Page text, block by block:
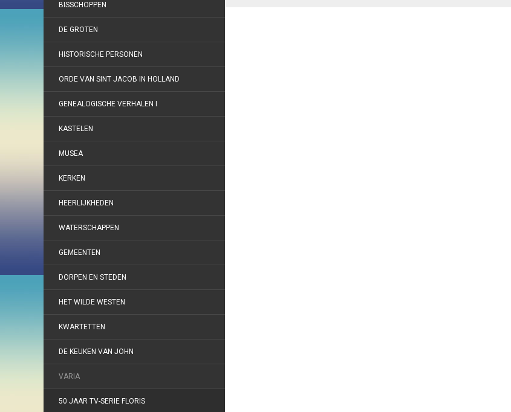
BISSCHOPPEN
DE GROTEN
HISTORISCHE PERSONEN
ORDE VAN SINT JACOB IN HOLLAND
GENEALOGISCHE VERHALEN I
KASTELEN
MUSEA
KERKEN
HEERLIJKHEDEN
WATERSCHAPPEN
GEMEENTEN
DORPEN EN STEDEN
HET WILDE WESTEN
KWARTETTEN
DE KEUKEN VAN JOHN
VARIA
50 JAAR TV-SERIE FLORIS